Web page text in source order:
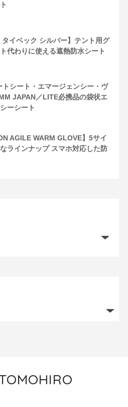
タイベック シルバー】テント用グ
代わりに使える遮熱防水シート
トシート・エマージェンシー・ヴ
JAPAN／LITE必携品の袋状エ
ーシート
AGILE WARM GLOVE】5サイ
ラインナップ スマホ対応した防